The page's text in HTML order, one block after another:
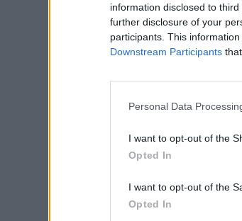
information disclosed to
further disclosure of your
participants. This
Downstream Participants
Personal Data
I want to opt-out of the
Opted In
I want to opt-out of the
Opted In